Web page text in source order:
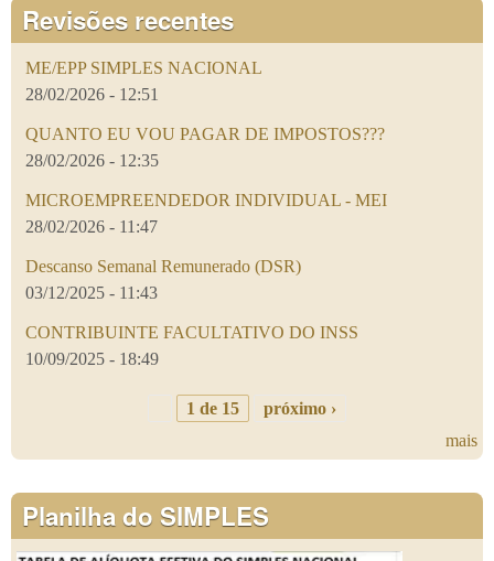
Revisões recentes
ME/EPP SIMPLES NACIONAL
28/02/2026 - 12:51
QUANTO EU VOU PAGAR DE IMPOSTOS???
28/02/2026 - 12:35
MICROEMPREENDEDOR INDIVIDUAL - MEI
28/02/2026 - 11:47
Descanso Semanal Remunerado (DSR)
03/12/2025 - 11:43
CONTRIBUINTE FACULTATIVO DO INSS
10/09/2025 - 18:49
1 de 15
próximo ›
mais
Planilha do SIMPLES